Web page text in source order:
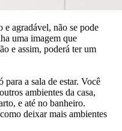
e agradável, não se pode
uma imagem que
e assim, poderá ter um
a sala de estar. Você
ambientes da casa,
e até no banheiro.
deixar mais ambientes